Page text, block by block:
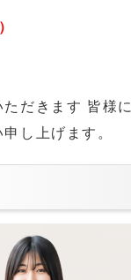
だきます 皆様に
し上げます。